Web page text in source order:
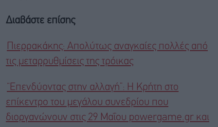
Διαβάστε επίσης
Πιερρακάκης: Απολύτως αναγκαίες πολλές από
τις μεταρρυθμίσεις της τρόικας
“Επενδύοντας στην αλλαγή”: Η Κρήτη στο
επίκεντρο του μεγάλου συνεδρίου που
διοργανώνουν στις 29 Μαΐου powergame.gr και